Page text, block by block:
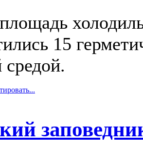
15
средой.